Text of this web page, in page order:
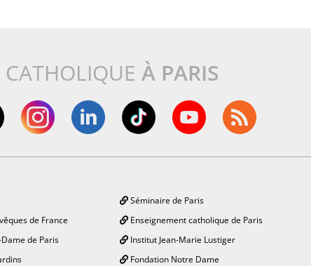
CATHOLIQUE À PARIS
de France
de Paris
Séminaire de Paris
Enseignement catholique de Paris
Institut Jean-Marie Lustiger
Fondation Notre Dame